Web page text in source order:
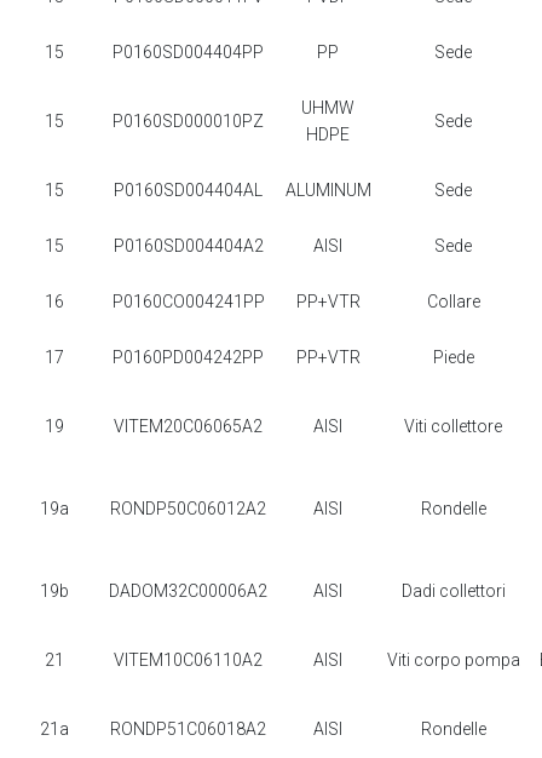
15 P0160SD004404PP PP Sede
15 P0160SD000010PZ
UHMW
HDPE
Sede
15 P0160SD004404AL ALUMINUM Sede
15 P0160SD004404A2 AISI Sede
16 P0160CO004241PP PP+VTR Collare
17 P0160PD004242PP PP+VTR Piede
19 VITEM20C06065A2 AISI Viti collettore
19a RONDP50C06012A2 AISI Rondelle
19b DADOM32C00006A2 AISI Dadi collettori
21 VITEM10C06110A2 AISI Viti corpo pompa
21a RONDP51C06018A2 AISI Rondelle